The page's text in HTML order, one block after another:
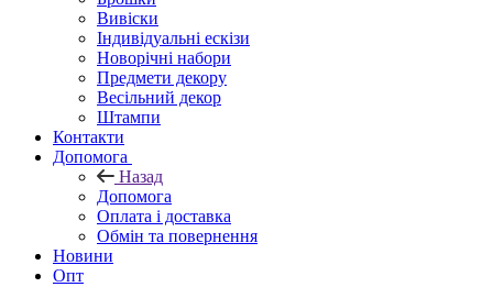
Вивіски
Індивідуальні ескізи
Новорічні набори
Предмети декору
Весільний декор
Штампи
Контакти
Допомога
Назад
Допомога
Оплата і доставка
Обмін та повернення
Новини
Опт